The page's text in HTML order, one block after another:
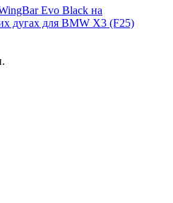
Evo Black на
дугах для BMW X3 (F25)